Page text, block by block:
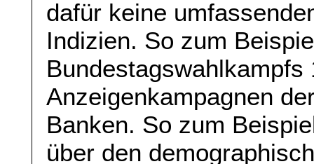
dafür keine
Indizien. So zum
Bundestagswahlkampfs
Anzeigenkampagnen
Banken. So zum
über den